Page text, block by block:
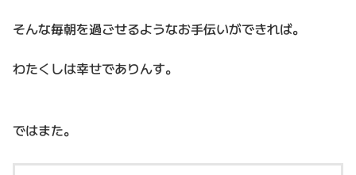
そんな毎朝を過ごせるようなお手伝いができれば。
わたくしは幸せでありんす。
ではまた。